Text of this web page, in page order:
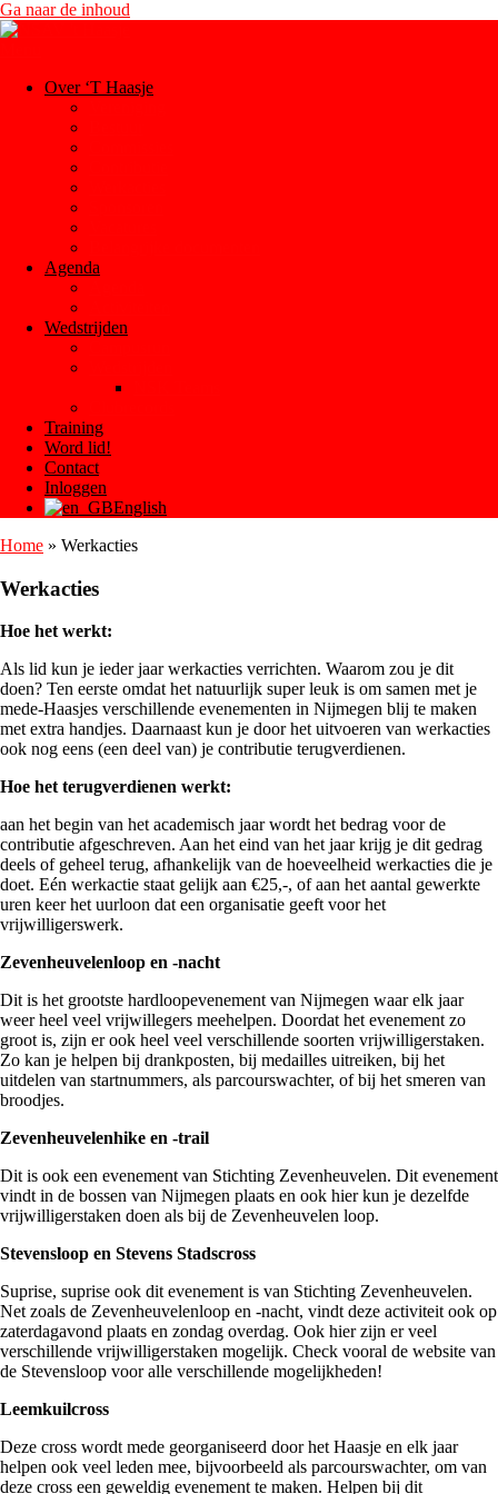
Ga naar de inhoud
Over ‘T Haasje
Agenda
Wedstrijden
Training
Word lid!
Contact
Inloggen
English
Home » Werkacties
Werkacties
Hoe het werkt:
Als lid kun je ieder jaar werkacties verrichten. Waarom zou je dit
doen? Ten eerste omdat het natuurlijk super leuk is om samen met je
mede-Haasjes verschillende evenementen in Nijmegen blij te maken
met extra handjes. Daarnaast kun je door het uitvoeren van werkacties
ook nog eens (een deel van) je contributie terugverdienen.
Hoe het terugverdienen werkt:
aan het begin van het academisch jaar wordt het bedrag voor de
contributie afgeschreven. Aan het eind van het jaar krijg je dit gedrag
deels of geheel terug, afhankelijk van de hoeveelheid werkacties die je
doet. Eén werkactie staat gelijk aan €25,-, of aan het aantal gewerkte
uren keer het uurloon dat een organisatie geeft voor het
vrijwilligerswerk.
Zevenheuvelenloop en -nacht
Dit is het grootste hardloopevenement van Nijmegen waar elk jaar
weer heel veel vrijwillegers meehelpen. Doordat het evenement zo
groot is, zijn er ook heel veel verschillende soorten vrijwilligerstaken.
Zo kan je helpen bij drankposten, bij medailles uitreiken, bij het
uitdelen van startnummers, als parcourswachter, of bij het smeren van
broodjes.
Zevenheuvelenhike en -trail
Dit is ook een evenement van Stichting Zevenheuvelen. Dit evenement
vindt in de bossen van Nijmegen plaats en ook hier kun je dezelfde
vrijwilligerstaken doen als bij de Zevenheuvelen loop.
Stevensloop en Stevens Stadscross
Suprise, suprise ook dit evenement is van Stichting Zevenheuvelen.
Net zoals de Zevenheuvelenloop en -nacht, vindt deze activiteit ook op
zaterdagavond plaats en zondag overdag. Ook hier zijn er veel
verschillende vrijwilligerstaken mogelijk. Check vooral de website van
de Stevensloop voor alle verschillende mogelijkheden!
Leemkuilcross
Deze cross wordt mede georganiseerd door het Haasje en elk jaar
helpen ook veel leden mee, bijvoorbeeld als parcourswachter, om van
deze cross een geweldig evenement te maken. Helpen bij dit